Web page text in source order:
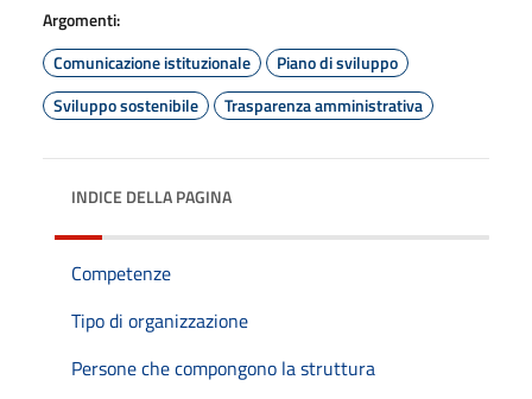
Argomenti:
Comunicazione istituzionale
Piano di sviluppo
Sviluppo sostenibile
Trasparenza amministrativa
INDICE DELLA PAGINA
Competenze
Tipo di organizzazione
Persone che compongono la struttura